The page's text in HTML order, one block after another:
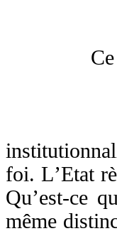
Ce
Qu’est-
foi. L’Etat
Qu’est-ce
même